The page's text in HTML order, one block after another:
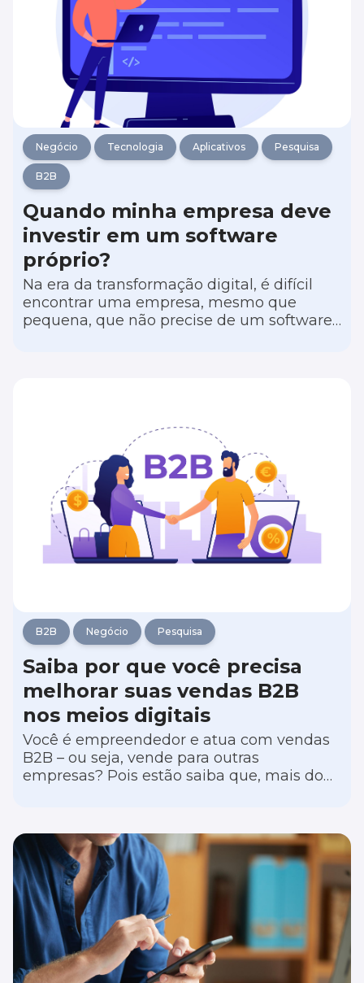
que significa marketing de mecanismos de
buscas) envolve ações que buscam
melhorar o posicionamento do seu site
tanto nos resultados orgânicos quanto nos
resultados pagos.
Negócio Tecnologia Aplicativos Pesquisa
B2B
Quando minha empresa deve
investir em um software
próprio?
Na era da transformação digital, é difícil
encontrar uma empresa, mesmo que
pequena, que não precise de um software
B2B Negócio Pesquisa
Saiba por que você precisa
melhorar suas vendas B2B
nos meios digitais
Você é empreendedor e atua com vendas
B2B – ou seja, vende para outras
empresas? Pois estão saiba que, mais do